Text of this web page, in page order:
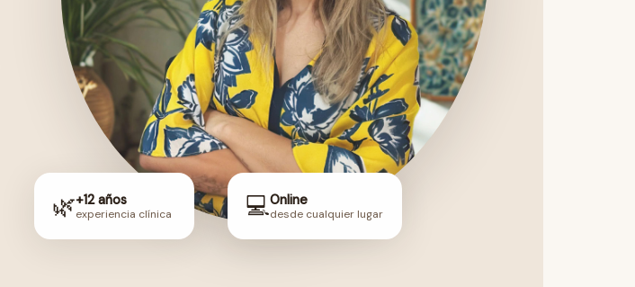
🌿+12 años
experiencia clínica 💻Online
desde cualquier lugar